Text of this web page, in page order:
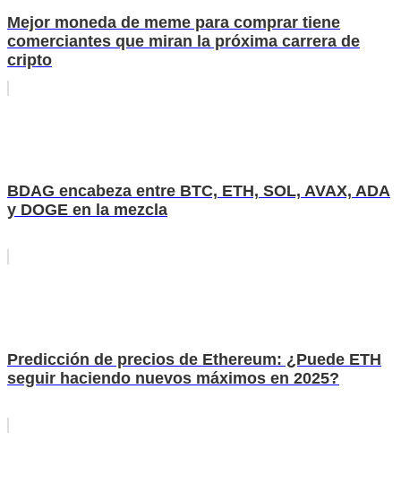
Mejor moneda de meme para comprar tiene
comerciantes que miran la próxima carrera de
cripto
BDAG encabeza entre BTC, ETH, SOL, AVAX, ADA
y DOGE en la mezcla
Predicción de precios de Ethereum: ¿Puede ETH
seguir haciendo nuevos máximos en 2025?